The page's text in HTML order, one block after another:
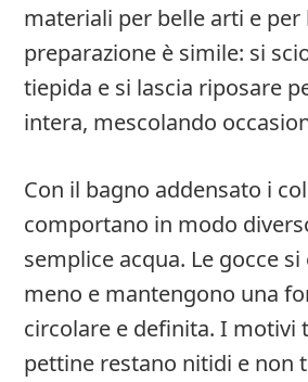
materiali per belle arti e per
preparazione è simile: si
tiepida e si lascia riposare
intera, mescolando
Con il bagno addensato i
comportano in modo
semplice acqua. Le gocce
meno e mantengono una
circolare e definita. I motivi
pettine restano nitidi e non